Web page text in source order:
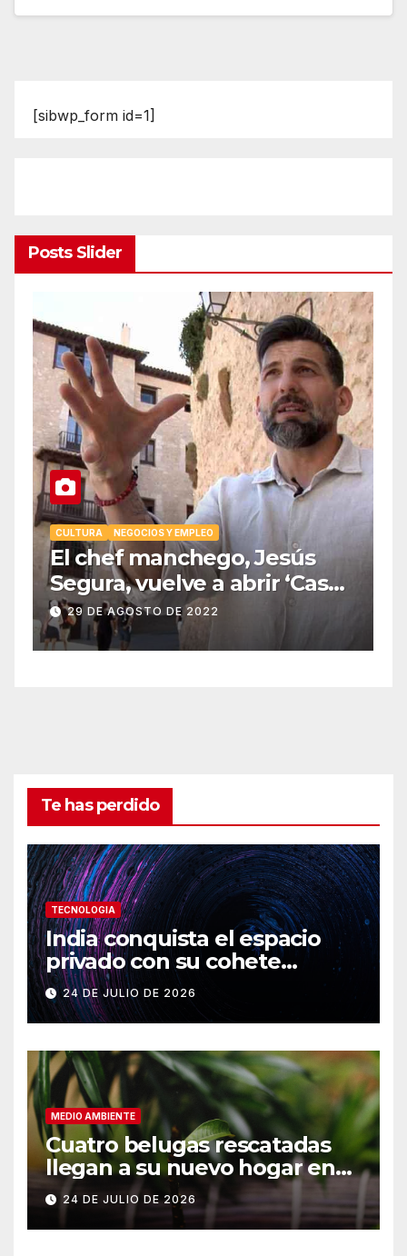
[sibwp_form id=1]
Posts Slider
CULTURA
NEGOCIOS Y EMPLEO
El chef manchego, Jesús
Segura, vuelve a abrir ‘Casas
Colgadas’, el restaurante
icónico de Cuenca
29 DE AGOSTO DE 2022
Te has perdido
TECNOLOGIA
India conquista el espacio
privado con su cohete
Vikram-1
24 DE JULIO DE 2026
MEDIO AMBIENTE
Cuatro belugas rescatadas
llegan a su nuevo hogar en
Chicago
24 DE JULIO DE 2026